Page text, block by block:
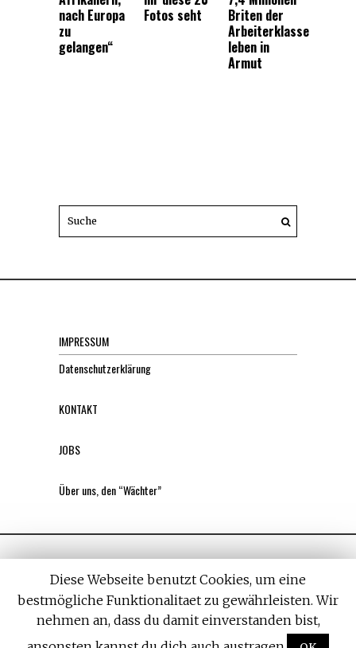
nach Europa
zu
gelangen“
Fotos seht
Briten der
Arbeiterklasse
leben in
Armut
IMPRESSUM
Datenschutzerklärung
KONTAKT
JOBS
Über uns, den “Wächter”
All rights reserved. Designed by Withemes
Diese Webseite benutzt Cookies, um eine
bestmögliche Funktionalitaet zu gewährleisten. Wir
nehmen an, dass du damit einverstanden bist,